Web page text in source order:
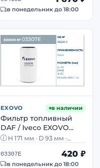
в понедельник до 18:00
EXOVO в наличии
Фильтр топливный
DAF / Iveco EXOVO
03307E H171 D93 мм
H 171 мм · D 93 мм ·
06822613
03307E 420 ₽
в понедельник до 18:00